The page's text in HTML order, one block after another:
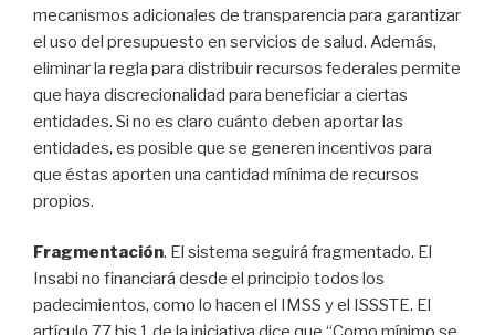
mecanismos adicionales de transparencia para garantizar
el uso del presupuesto en servicios de salud. Además,
eliminar la regla para distribuir recursos federales permite
que haya discrecionalidad para beneficiar a ciertas
entidades. Si no es claro cuánto deben aportar las
entidades, es posible que se generen incentivos para
que éstas aporten una cantidad mínima de recursos
propios.
Fragmentación. El sistema seguirá fragmentado. El
Insabi no financiará desde el principio todos los
padecimientos, como lo hacen el IMSS y el ISSSTE. El